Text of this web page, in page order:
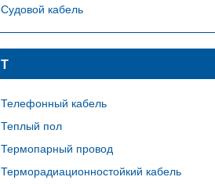
Судовой кабель
Т
Телефонный кабель
Теплый пол
Термопарный провод
Терморадиационностойкий кабель